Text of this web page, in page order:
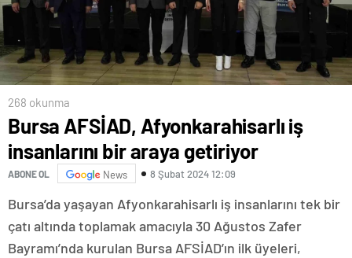
268 okunma
Bursa AFSİAD, Afyonkarahisarlı iş
insanlarını bir araya getiriyor
ABONE OL News 8 Şubat 2024 12:09
Bursa’da yaşayan Afyonkarahisarlı iş insanlarını tek bir
çatı altında toplamak amacıyla 30 Ağustos Zafer
Bayramı’nda kurulan Bursa AFSİAD’ın ilk üyeleri,